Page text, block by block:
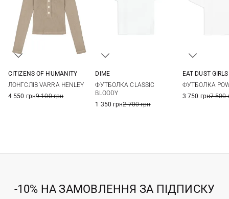
CITIZENS OF HUMANITY
ЛОНГСЛІВ VARRA HENLEY
4 550 грн9 100 грн
DIME
ФУТБОЛКА CLASSIC
BLOODY
1 350 грн2 700 грн
EAT DUST
ФУТБОЛКА
3 750 грн7 500
-10% НА ЗАМОВЛЕННЯ ЗА ПІДПИСКУ